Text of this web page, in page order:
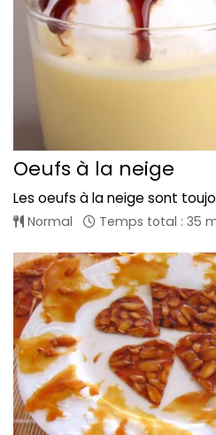
Oeufs à la neige
Les oeufs à la neige sont
Normal Temps total : 35